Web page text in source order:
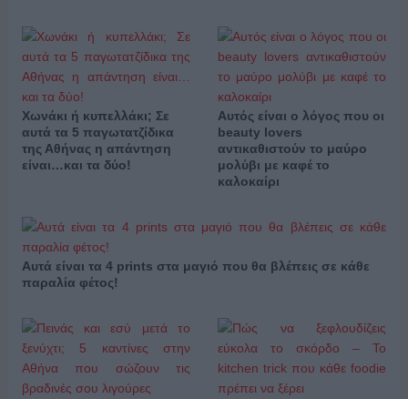
Χωνάκι ή κυπελλάκι; Σε
αυτά τα 5 παγωτατζίδικα
της Αθήνας η απάντηση
είναι…και τα δύο!
Αυτός είναι ο λόγος που οι
beauty lovers
αντικαθιστούν το μαύρο
μολύβι με καφέ το
καλοκαίρι
Αυτά είναι τα 4 prints στα μαγιό που θα βλέπεις σε κάθε
παραλία φέτος!